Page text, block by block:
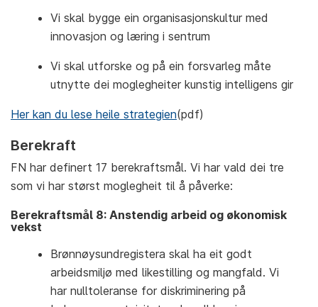
Vi skal bygge ein organisasjonskultur med
innovasjon og læring i sentrum
Vi skal utforske og på ein forsvarleg måte
utnytte dei moglegheiter kunstig intelligens gir
Her kan du lese heile strategien(pdf)
Berekraft
FN har definert 17 berekraftsmål. Vi har vald dei tre
som vi har størst moglegheit til å påverke:
Berekraftsmål 8: Anstendig arbeid og økonomisk
vekst
Brønnøysundregistera skal ha eit godt
arbeidsmiljø med likestilling og mangfald. Vi
har nulltoleranse for diskriminering på